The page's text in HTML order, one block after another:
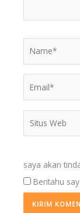
Web
saya akan
Beritahu